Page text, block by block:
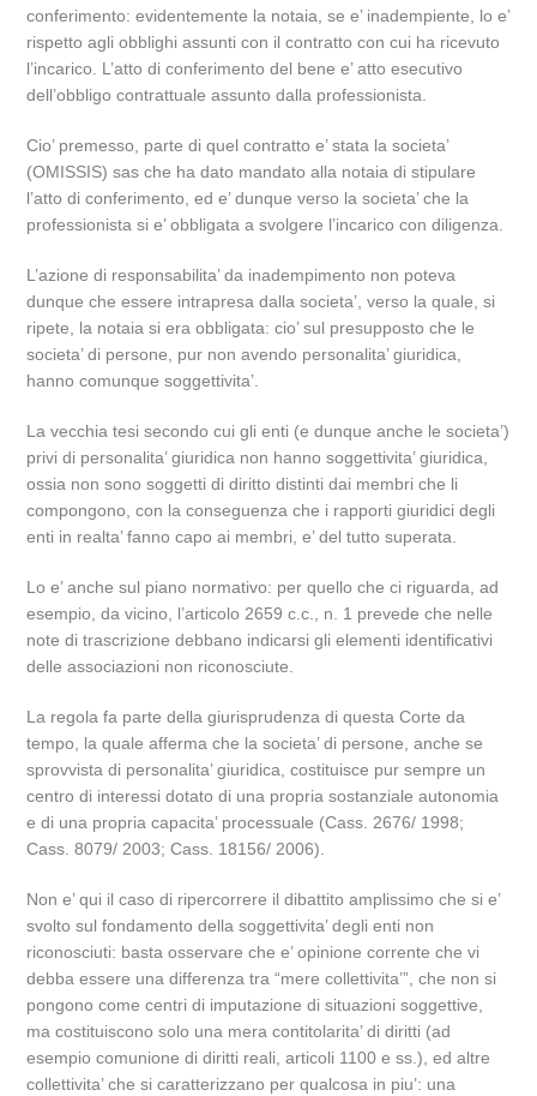
conferimento: evidentemente la notaia, se e’ inadempiente, lo e’
rispetto agli obblighi assunti con il contratto con cui ha ricevuto
l’incarico. L’atto di conferimento del bene e’ atto esecutivo
dell’obbligo contrattuale assunto dalla professionista.
Cio’ premesso, parte di quel contratto e’ stata la societa’
(OMISSIS) sas che ha dato mandato alla notaia di stipulare
l’atto di conferimento, ed e’ dunque verso la societa’ che la
professionista si e’ obbligata a svolgere l’incarico con diligenza.
L’azione di responsabilita’ da inadempimento non poteva
dunque che essere intrapresa dalla societa’, verso la quale, si
ripete, la notaia si era obbligata: cio’ sul presupposto che le
societa’ di persone, pur non avendo personalita’ giuridica,
hanno comunque soggettivita’.
La vecchia tesi secondo cui gli enti (e dunque anche le societa’)
privi di personalita’ giuridica non hanno soggettivita’ giuridica,
ossia non sono soggetti di diritto distinti dai membri che li
compongono, con la conseguenza che i rapporti giuridici degli
enti in realta’ fanno capo ai membri, e’ del tutto superata.
Lo e’ anche sul piano normativo: per quello che ci riguarda, ad
esempio, da vicino, l’articolo 2659 c.c., n. 1 prevede che nelle
note di trascrizione debbano indicarsi gli elementi identificativi
delle associazioni non riconosciute.
La regola fa parte della giurisprudenza di questa Corte da
tempo, la quale afferma che la societa’ di persone, anche se
sprovvista di personalita’ giuridica, costituisce pur sempre un
centro di interessi dotato di una propria sostanziale autonomia
e di una propria capacita’ processuale (Cass. 2676/ 1998;
Cass. 8079/ 2003; Cass. 18156/ 2006).
Non e’ qui il caso di ripercorrere il dibattito amplissimo che si e’
svolto sul fondamento della soggettivita’ degli enti non
riconosciuti: basta osservare che e’ opinione corrente che vi
debba essere una differenza tra “mere collettivita’”, che non si
pongono come centri di imputazione di situazioni soggettive,
ma costituiscono solo una mera contitolarita’ di diritti (ad
esempio comunione di diritti reali, articoli 1100 e ss.), ed altre
collettivita’ che si caratterizzano per qualcosa in piu’: una